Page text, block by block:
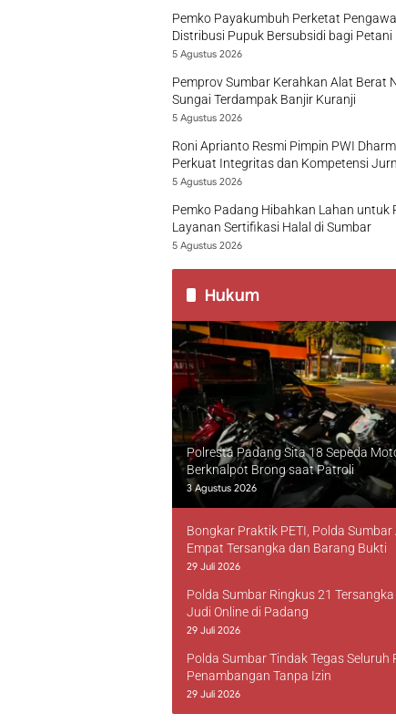
Pemko Payakumbuh Perketat
Distribusi Pupuk Bersubsidi bagi Petani
5 Agustus 2026
Pemprov Sumbar Kerahkan Alat Berat
Sungai Terdampak Banjir Kuranji
5 Agustus 2026
Roni Aprianto Resmi Pimpin PWI
Perkuat Integritas dan Kompetensi
5 Agustus 2026
Pemko Padang Hibahkan Lahan untuk
Layanan Sertifikasi Halal di Sumbar
5 Agustus 2026
Hukum
Polresta Padang Sita 18 Sepeda
Berknalpot Brong saat Patroli
3 Agustus 2026
Bongkar Praktik PETI, Polda
Empat Tersangka dan Barang Bukti
29 Juli 2026
Polda Sumbar Ringkus 21
Judi Online di Padang
29 Juli 2026
Polda Sumbar Tindak Tegas Seluruh
Penambangan Tanpa Izin
29 Juli 2026